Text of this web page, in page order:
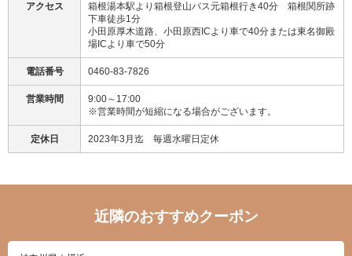
アクセス
箱根湯本駅より箱根登山バス元箱根行き40分 箱根関所跡
下車徒歩1分
小田原厚木道路、小田原西ICより車で40分または東名御殿
場ICより車で50分
電話番号 0460-83-7826
営業時間
9:00～17:00
※営業時間が短縮になる場合がございます。
定休日 2023年3月迄 毎週水曜日定休
近隣のおすすめクーポン